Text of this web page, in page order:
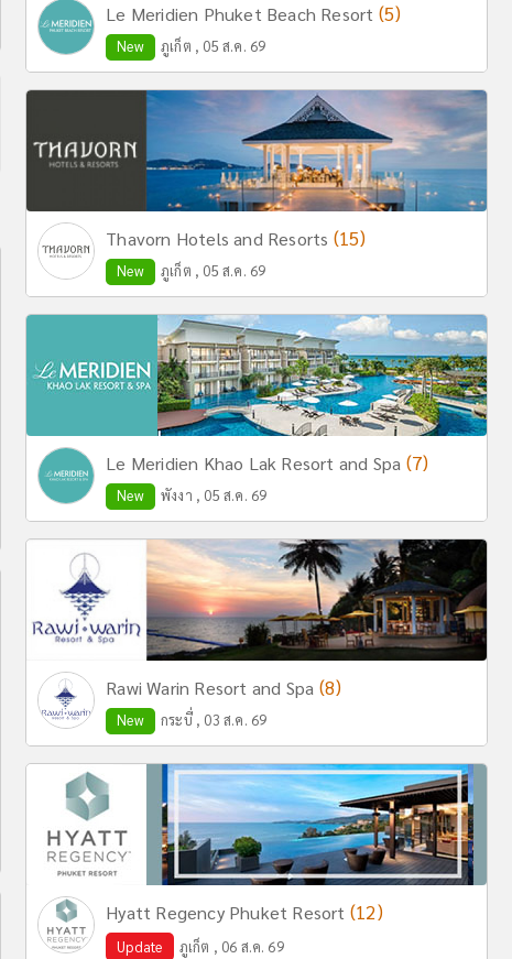
Le Meridien Phuket Beach Resort (5)
New ภูเก็ต , 05 ส.ค. 69
Thavorn Hotels and Resorts (15)
New ภูเก็ต , 05 ส.ค. 69
Le Meridien Khao Lak Resort and Spa (7)
New พังงา , 05 ส.ค. 69
Rawi Warin Resort and Spa (8)
New กระบี่ , 03 ส.ค. 69
Hyatt Regency Phuket Resort (12)
Update ภูเก็ต , 06 ส.ค. 69